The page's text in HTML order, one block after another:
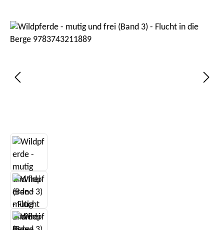
Bildergalerie überspringen